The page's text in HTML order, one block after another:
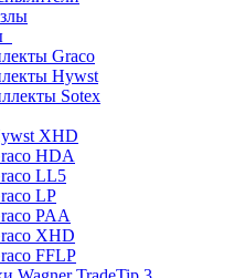
Graco
Hywst
Sotex
XHD
HDA
LL5
LP
PAA
XHD
FFLP